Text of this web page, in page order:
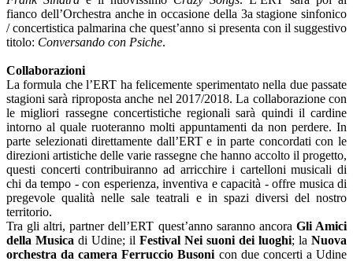
fianco dell’Orchestra anche in occasione della 3a stagione sinfonico
/ concertistica palmarina che quest’anno si presenta con il suggestivo
titolo: Conversando con Psiche.
Collaborazioni
La formula che l’ERT ha felicemente sperimentato nella due passate
stagioni sarà riproposta anche nel 2017/2018. La collaborazione con
le migliori rassegne concertistiche regionali sarà quindi il cardine
intorno al quale ruoteranno molti appuntamenti da non perdere. In
parte selezionati direttamente dall’ERT e in parte concordati con le
direzioni artistiche delle varie rassegne che hanno accolto il progetto,
questi concerti contribuiranno ad arricchire i cartelloni musicali di
chi da tempo - con esperienza, inventiva e capacità - offre musica di
pregevole qualità nelle sale teatrali e in spazi diversi del nostro
territorio.
Tra gli altri, partner dell’ERT quest’anno saranno ancora Gli Amici
della Musica di Udine; il Festival Nei suoni dei luoghi; la Nuova
orchestra da camera Ferruccio Busoni con due concerti a Udine